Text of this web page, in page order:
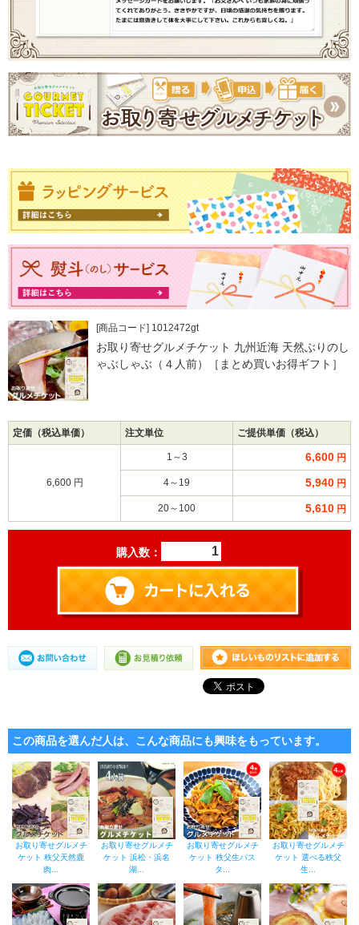
[商品コード] 1012472gt
お取り寄せグルメチケット 九州近海 天然ぶりのし
ゃぶしゃぶ（４人前）［まとめ買いお得ギフト］
定価（税込単価） 注文単位 ご提供単価（税込）
6,600 円
1～3 6,600 円
4～19 5,940 円
20～100 5,610 円
購入数：
この商品を選んだ人は、こんな商品にも興味をもっています。
お取り寄せグルメチ
ケット 秩父天然鹿
肉...
お取り寄せグルメチ
ケット 浜松・浜名
湖...
お取り寄せグルメチ
ケット 秩父生パス
タ...
お取り寄せグルメチ
ケット 選べる秩父
生...